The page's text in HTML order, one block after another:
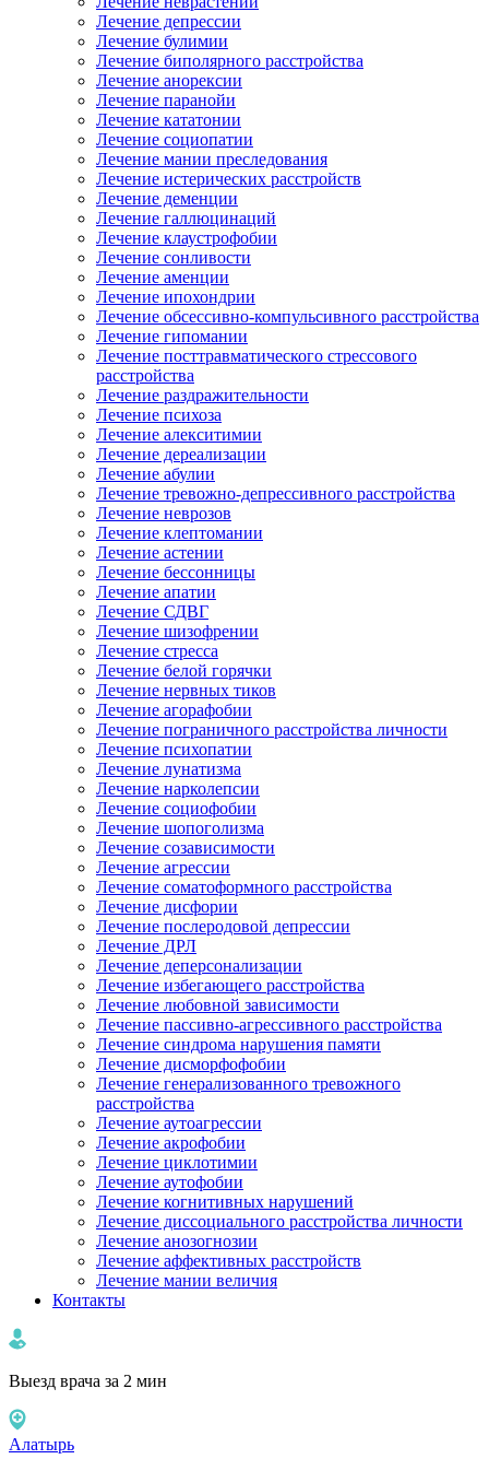
Лечение депрессии
Лечение булимии
Лечение биполярного расстройства
Лечение анорексии
Лечение паранойи
Лечение кататонии
Лечение социопатии
Лечение мании преследования
Лечение истерических расстройств
Лечение деменции
Лечение галлюцинаций
Лечение клаустрофобии
Лечение сонливости
Лечение аменции
Лечение ипохондрии
Лечение обсессивно-компульсивного расстройства
Лечение гипомании
Лечение посттравматического стрессового
расстройства
Лечение раздражительности
Лечение психоза
Лечение алекситимии
Лечение дереализации
Лечение абулии
Лечение тревожно-депрессивного расстройства
Лечение неврозов
Лечение клептомании
Лечение астении
Лечение бессонницы
Лечение апатии
Лечение СДВГ
Лечение шизофрении
Лечение стресса
Лечение белой горячки
Лечение нервных тиков
Лечение агорафобии
Лечение пограничного расстройства личности
Лечение психопатии
Лечение лунатизма
Лечение нарколепсии
Лечение социофобии
Лечение шопоголизма
Лечение созависимости
Лечение агрессии
Лечение соматоформного расстройства
Лечение дисфории
Лечение послеродовой депрессии
Лечение ДРЛ
Лечение деперсонализации
Лечение избегающего расстройства
Лечение любовной зависимости
Лечение пассивно-агрессивного расстройства
Лечение синдрома нарушения памяти
Лечение дисморфофобии
Лечение генерализованного тревожного
расстройства
Лечение аутоагрессии
Лечение акрофобии
Лечение циклотимии
Лечение аутофобии
Лечение когнитивных нарушений
Лечение диссоциального расстройства личности
Лечение анозогнозии
Лечение аффективных расстройств
Лечение мании величия
Контакты
Выезд врача за 2 мин
Алатырь